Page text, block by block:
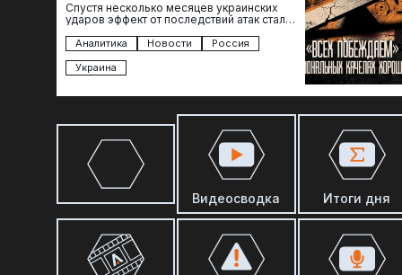
Спустя несколько месяцев украинских
ударов эффект от последствий атак стал
коллапса розничной торговли не…
Аналитика Новости
Россия
Украина
Видеосводка Итоги дня